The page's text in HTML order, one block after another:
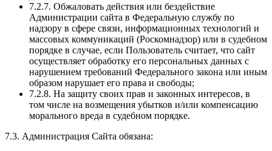
7.2.7. Обжаловать действия или бездействие
Администрации сайта в Федеральную службу по
надзору в сфере связи, информационных технологий и
массовых коммуникаций (Роскомнадзор) или в судебном
порядке в случае, если Пользователь считает, что сайт
осуществляет обработку его персональных данных с
нарушением требований Федерального закона или иным
образом нарушает его права и свободы;
7.2.8. На защиту своих прав и законных интересов, в
том числе на возмещения убытков и/или компенсацию
морального вреда в судебном порядке.
7.3. Администрация Сайта обязана: